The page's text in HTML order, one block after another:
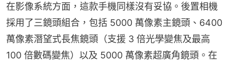
在影像系統方面，這款手機同樣沒有妥協。後置相機
採用了三鏡頭組合，包括 5000 萬像素主鏡頭、6400
萬像素潛望式長焦鏡頭（支援 3 倍光學變焦及最高
100 倍數碼變焦）以及 5000 萬像素超廣角鏡頭。在